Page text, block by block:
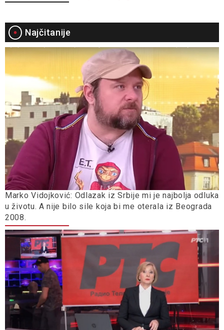
Najčitanije
Marko Vidojković: Odlazak iz Srbije mi je najbolja odluka
u životu. A nije bilo sile koja bi me oterala iz Beograda
2008.